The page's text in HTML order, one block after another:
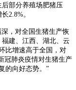
部分养殖场肥猪压
2.8%。
，对全国生猪生产恢
建、江西、湖北、云
比增速高于全国，对
冠肺炎疫情对生猪生产
的向好态势。”